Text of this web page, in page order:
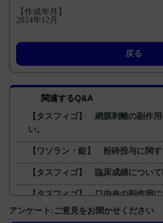
【作成年月】
2024年12月
戻る
関連するQ&A
【タスフィゴ】 網膜剥離の副作
い。
【ワソラン・錠】 粉砕投与に関
【タスフィゴ】 臨床成績について
【タスフィゴ】 口内炎の副作用
い。
アンケート:ご意見をお聞かせください